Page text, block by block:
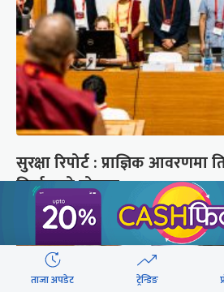
सुरक्षा रिपोर्ट : प्राज्ञिक आवरणमा
निर्माणको योजना
ताजा अपडेट ट्रेन्डिङ